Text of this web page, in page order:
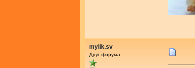
mylik.sv
Друг форума